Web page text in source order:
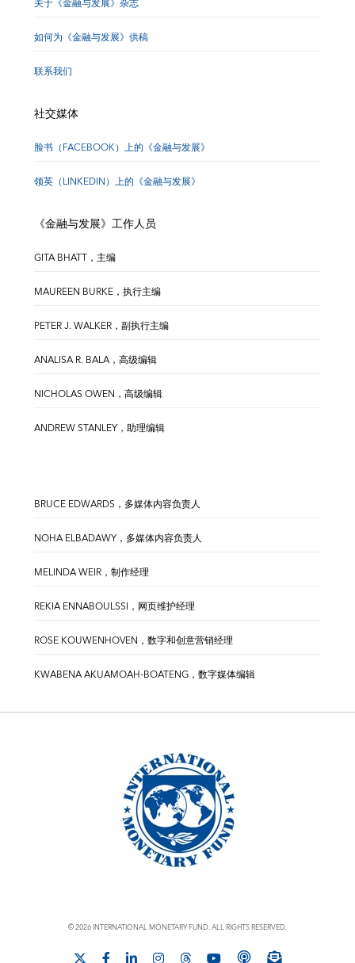
关于《金融与发展》杂志
如何为《金融与发展》供稿
联系我们
社交媒体
脸书（FACEBOOK）上的《金融与发展》
领英（LINKEDIN）上的《金融与发展》
《金融与发展》工作人员
GITA BHATT，主编
MAUREEN BURKE，执行主编
PETER J. WALKER，副执行主编
ANALISA R. BALA，高级编辑
NICHOLAS OWEN，高级编辑
ANDREW STANLEY，助理编辑
BRUCE EDWARDS，多媒体内容负责人
NOHA ELBADAWY，多媒体内容负责人
MELINDA WEIR，制作经理
REKIA ENNABOULSSI，网页维护经理
ROSE KOUWENHOVEN，数字和创意营销经理
KWABENA AKUAMOAH-BOATENG，数字媒体编辑
© 2026 INTERNATIONAL MONETARY FUND. ALL RIGHTS RESERVED.